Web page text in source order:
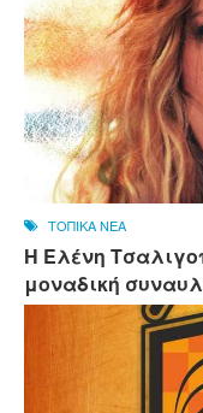
ΤΟΠΙΚΑ ΝΕΑ
Η Ελένη
μοναδική